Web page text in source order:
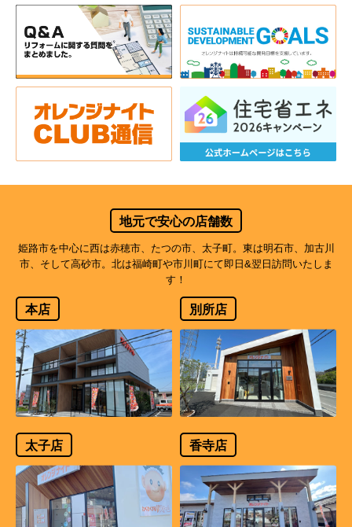
地元で安心の店舗数
姫路市を中心に西は赤穂市、たつの市、太子町。東は明石市、加古川
市、そして高砂市。北は福崎町や市川町にて即日&翌日訪問いたしま
す！
本店 別所店
太子店 香寺店